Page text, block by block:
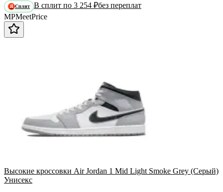
Я Сплит В сплит по 3 254 ₽без переплат
MPMeetPrice
Высокие кроссовки Air Jordan 1 Mid Light Smoke Grey (Серый)
Унисекс